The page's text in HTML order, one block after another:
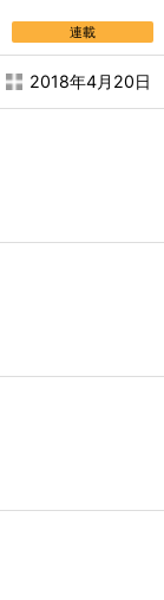
連載
2018年4月20日